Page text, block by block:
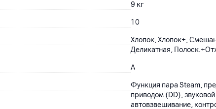
9 кг
10
Хлопок, Хлопок+,
Деликатная,
A
Функция пара Steam,
приводом (DD),
автовзвешивание,